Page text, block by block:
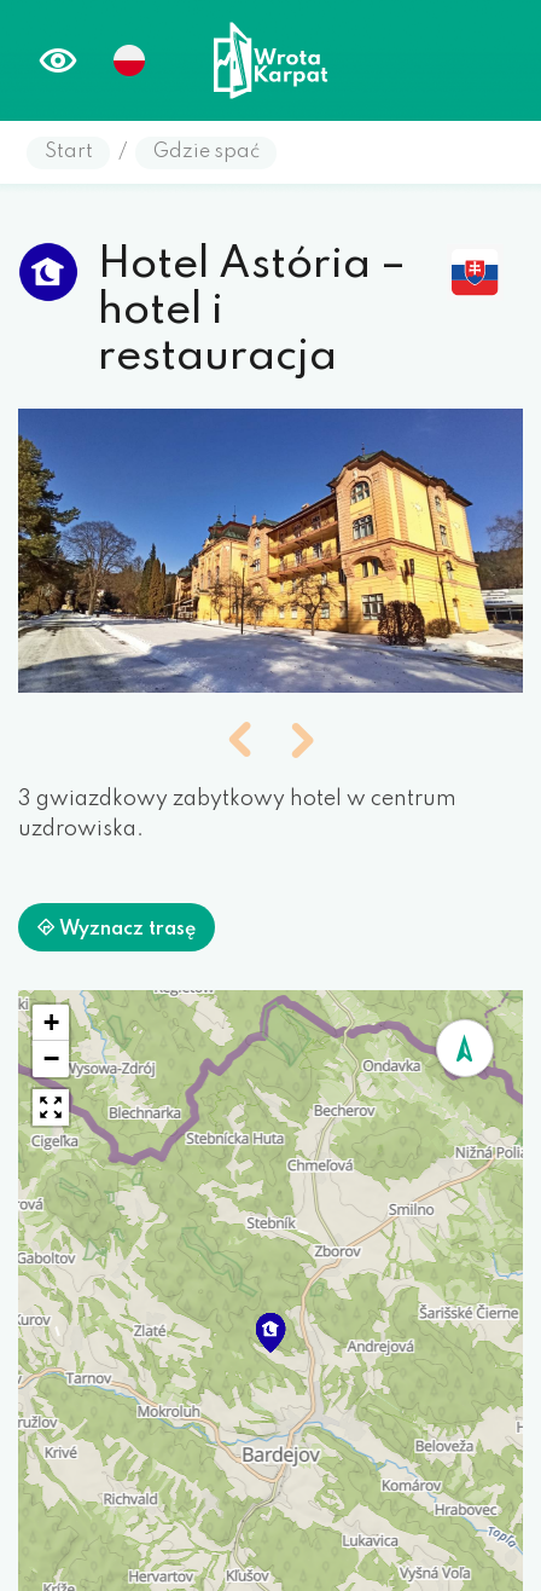
Start / Gdzie spać
Hotel Astória –
hotel i
restauracja
3 gwiazdkowy zabytkowy hotel w centrum
uzdrowiska.
Wyznacz trasę
+
−